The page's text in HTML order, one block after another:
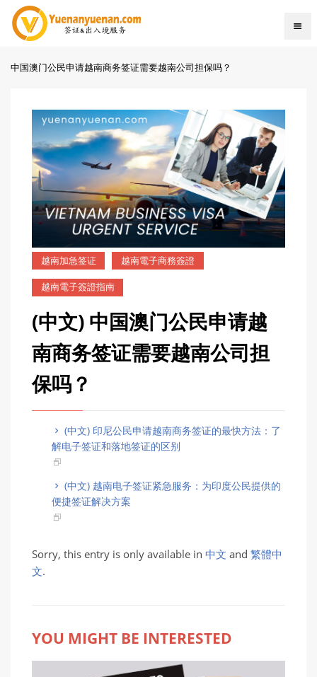
中国澳门公民申请越南商务签证需要越南公司担保吗？
越南加急签证 越南電子商務簽證
越南電子簽證指南
(中文) 中国澳门公民申请越
南商务签证需要越南公司担
保吗？
(中文) 印尼公民申请越南商务签证的最快方法：了
解电子签证和落地签证的区别
(中文) 越南电子签证紧急服务：为印度公民提供的
便捷签证解决方案
Sorry, this entry is only available in 中文 and 繁體中
文.
YOU MIGHT BE INTERESTED